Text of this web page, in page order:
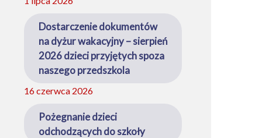
Dostarczenie dokumentów
na dyżur wakacyjny – sierpień
2026 dzieci przyjętych spoza
naszego przedszkola
16 czerwca 2026
Pożegnanie dzieci
odchodzących do szkoły